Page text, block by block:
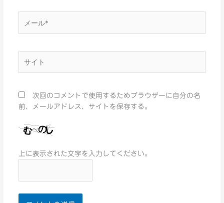
ー
*
次回のコメントで使用するためブラウザーに自分の名
前、メールアドレス、サイトを保存する。
上に表示された文字を入力してください。